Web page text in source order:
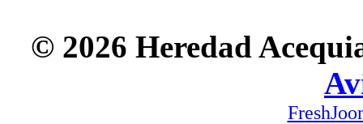
© 2026 Heredad